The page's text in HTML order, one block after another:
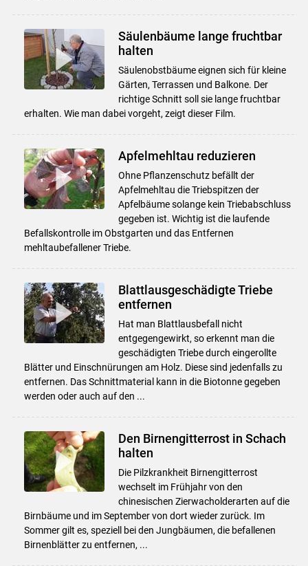
Säulenbäume lange fruchtbar
halten
Säulenobstbäume eignen sich für kleine
Gärten, Terrassen und Balkone. Der
richtige Schnitt soll sie lange fruchtbar
erhalten. Wie man dabei vorgeht, zeigt dieser Film.
Apfelmehltau reduzieren
Ohne Pflanzenschutz befällt der
Apfelmehltau die Triebspitzen der
Apfelbäume solange kein Triebabschluss
gegeben ist. Wichtig ist die laufende
Befallskontrolle im Obstgarten und das Entfernen
mehltaubefallener Triebe.
Blattlausgeschädigte Triebe
entfernen
Hat man Blattlausbefall nicht
entgegengewirkt, so erkennt man die
geschädigten Triebe durch eingerollte
Blätter und Einschnürungen am Holz. Diese sind jedenfalls zu
entfernen. Das Schnittmaterial kann in die Biotonne gegeben
werden oder auch auf den ...
Den Birnengitterrost in Schach
halten
Die Pilzkrankheit Birnengitterrost
wechselt im Frühjahr von den
chinesischen Zierwacholderarten auf die
Birnbäume und im September von dort wieder zurück. Im
Sommer gilt es, speziell bei den Jungbäumen, die befallenen
Birnenblätter zu entfernen, ...